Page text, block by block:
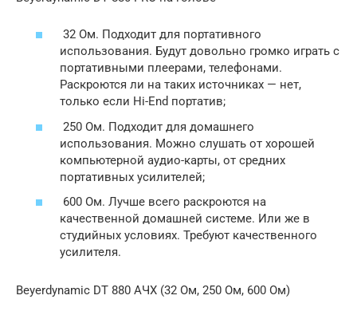
32 Ом. Подходит для портативного
использования. Будут довольно громко играть с
портативными плеерами, телефонами.
Раскроются ли на таких источниках — нет,
только если Hi-End портатив;
250 Ом. Подходит для домашнего
использования. Можно слушать от хорошей
компьютерной аудио-карты, от средних
портативных усилителей;
600 Ом. Лучше всего раскроются на
качественной домашней системе. Или же в
студийных условиях. Требуют качественного
усилителя.
Beyerdynamic DT 880 АЧХ (32 Ом, 250 Ом, 600 Ом)